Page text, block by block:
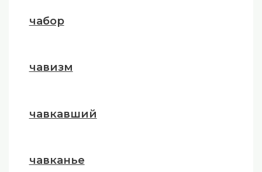
чабор
чавизм
чавкавший
чавканье